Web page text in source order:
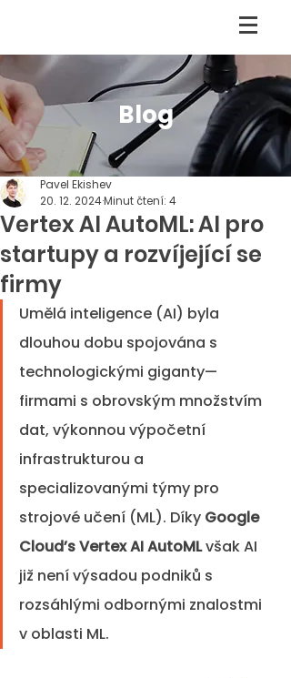
Blog
Vertex AI AutoML: AI pro
startupy a rozvíjející se
firmy
Pavel Ekishev
20. 12. 2024Minut čtení: 4
Umělá inteligence (AI) byla
dlouhou dobu spojována s
technologickými giganty—
firmami s obrovským množstvím
dat, výkonnou výpočetní
infrastrukturou a
specializovanými týmy pro
strojové učení (ML). Díky Google
Cloud’s Vertex AI AutoML však AI
již není výsadou podniků s
rozsáhlými odbornými znalostmi
v oblasti ML.